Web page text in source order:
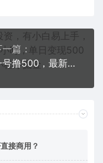
一篇：
一号撸500，最新拉新app！赚不到钱你来打我！京喜最强悬赏猎人！保姆式教学
接商用？